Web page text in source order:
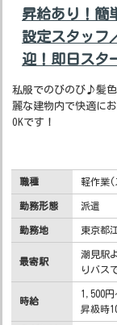
昇給あり！簡
設定スタッフ
迎！即日スタ
私服でのびのび♪髪
麗な建物内で快適に
OKです！
職種 軽作業(
勤務形態 派遣
勤務地 東京都
最寄駅
潮見駅
りバス
時給
1,500円
昇級時